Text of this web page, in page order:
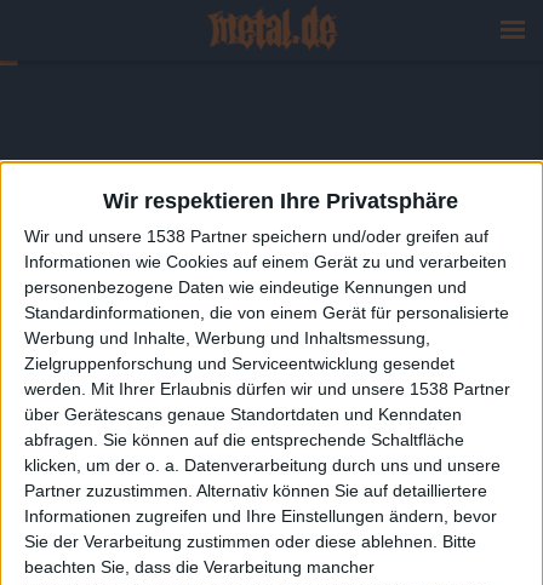
Wir respektieren Ihre Privatsphäre
Wir und unsere 1538 Partner speichern und/oder greifen auf
Informationen wie Cookies auf einem Gerät zu und verarbeiten
personenbezogene Daten wie eindeutige Kennungen und
Standardinformationen, die von einem Gerät für personalisierte
Werbung und Inhalte, Werbung und Inhaltsmessung,
Zielgruppenforschung und Serviceentwicklung gesendet
werden.
Mit Ihrer Erlaubnis dürfen wir und unsere 1538 Partner
über Gerätescans genaue Standortdaten und Kenndaten
abfragen. Sie können auf die entsprechende Schaltfläche
klicken, um der o. a. Datenverarbeitung durch uns und unsere
Partner zuzustimmen. Alternativ können Sie auf detailliertere
Informationen zugreifen und Ihre Einstellungen ändern, bevor
Sie der Verarbeitung zustimmen oder diese ablehnen.
Bitte
beachten Sie, dass die Verarbeitung mancher